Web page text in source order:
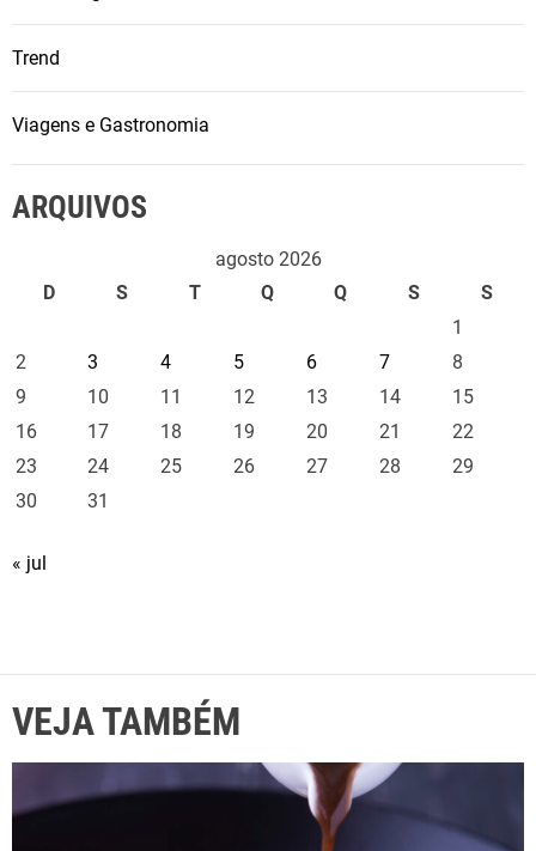
Trend
Viagens e Gastronomia
ARQUIVOS
agosto 2026
D
S T Q Q S
S
1
2
3 4 5 6 7
8
9
10 11 12 13 14
15
16
17 18 19 20 21
22
23
24 25 26 27 28
29
30
31
« jul
VEJA TAMBÉM